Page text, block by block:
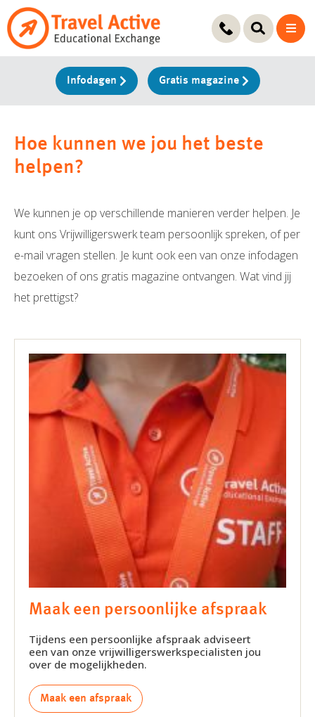
Ga
naar
Infodagen Gratis magazine
Hoe kunnen we jou het beste
helpen?
We kunnen je op verschillende manieren verder helpen. Je
kunt ons Vrijwilligerswerk team persoonlijk spreken, of per
e-mail vragen stellen. Je kunt ook een van onze infodagen
bezoeken of ons gratis magazine ontvangen. Wat vind jij
het prettigst?
Maak een persoonlijke afspraak
Tijdens een persoonlijke afspraak adviseert
een van onze vrijwilligerswerkspecialisten jou
over de mogelijkheden.
Maak een afspraak